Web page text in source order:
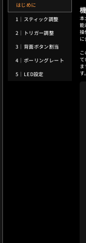
はじめに
1｜スティック調整
2｜トリガー調整
3｜背面ボタン割当
4｜ポーリングレート
5｜LED設定
本
能
操
て
す。